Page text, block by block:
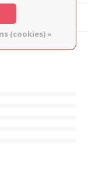
(cookies) »